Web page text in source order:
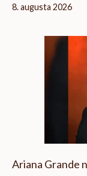
8. augusta 2026
Ariana Grande